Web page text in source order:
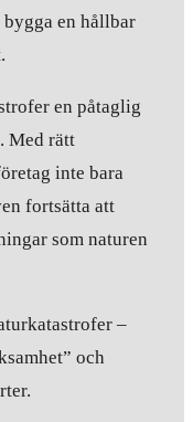
en hållbar
en påtaglig
Med rätt
inte bara
fortsätta att
som naturen
–
och